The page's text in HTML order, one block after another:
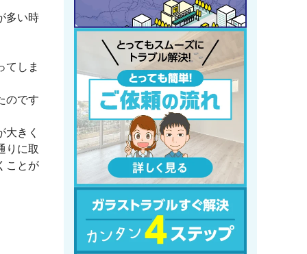
多い時
てしま
のです
きく
りに取
ことが